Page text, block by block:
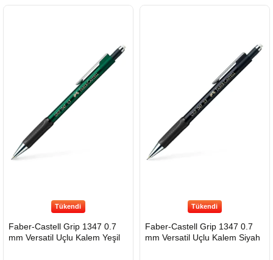
Çok Satılan Ürün Çok Satılan Ürün
Tükendi
Faber-Castell Grip 1347 0.7
mm Versatil Uçlu Kalem Yeşil
Tükendi
Faber-Castell Grip 1347 0.7
mm Versatil Uçlu Kalem Siyah